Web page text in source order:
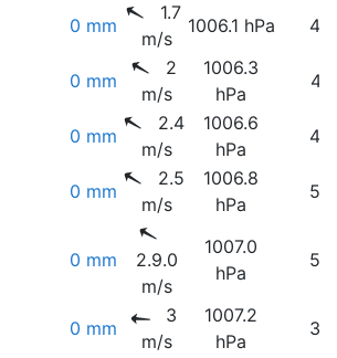
0 mm
1.7
m/s
1006.1 hPa
0 mm
2
m/s
1006.3
hPa
0 mm
2.4
m/s
1006.6
hPa
0 mm
2.5
m/s
1006.8
hPa
0 mm
2.9.0
m/s
1007.0
hPa
0 mm
3
m/s
1007.2
hPa